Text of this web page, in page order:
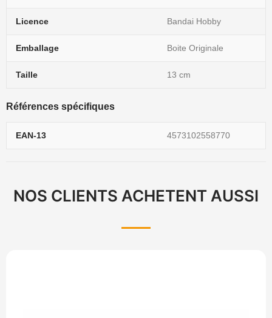
Licence Bandai Hobby
Emballage Boite Originale
Taille 13 cm
Références spécifiques
EAN-13 4573102558770
NOS CLIENTS ACHETENT AUSSI